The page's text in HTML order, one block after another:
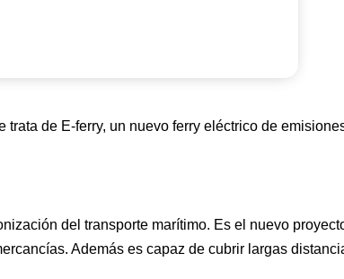
de E-ferry, un nuevo ferry eléctrico de
del transporte marítimo. Es el nuevo
Además es capaz de cubrir largas